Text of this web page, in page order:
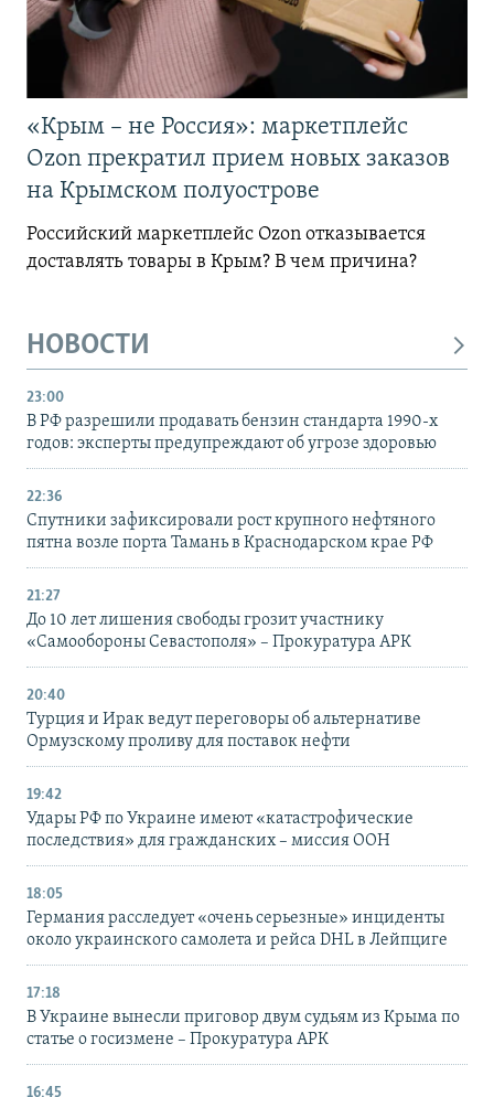
«Крым – не Россия»: маркетплейс
Ozon прекратил прием новых заказов
на Крымском полуострове
Российский маркетплейс Ozon отказывается
доставлять товары в Крым? В чем причина?
НОВОСТИ
23:00
В РФ разрешили продавать бензин стандарта 1990-х
годов: эксперты предупреждают об угрозе здоровью
22:36
Спутники зафиксировали рост крупного нефтяного
пятна возле порта Тамань в Краснодарском крае РФ
21:27
До 10 лет лишения свободы грозит участнику
«Самообороны Севастополя» – Прокуратура АРК
20:40
Турция и Ирак ведут переговоры об альтернативе
Ормузскому проливу для поставок нефти
19:42
Удары РФ по Украине имеют «катастрофические
последствия» для гражданских – миссия ООН
18:05
Германия расследует «очень серьезные» инциденты
около украинского самолета и рейса DHL в Лейпциге
17:18
В Украине вынесли приговор двум судьям из Крыма по
статье о госизмене – Прокуратура АРК
16:45